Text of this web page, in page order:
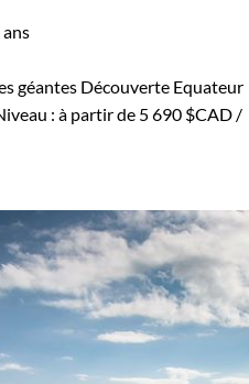
géantes Découverte Equateur
: à partir de 5 690 $CAD /